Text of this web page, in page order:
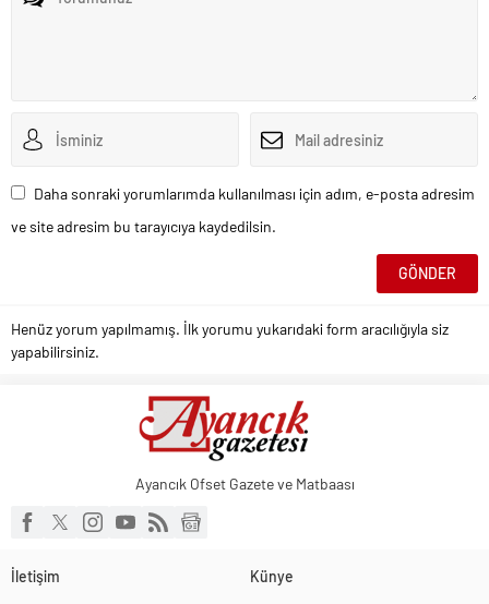
Daha sonraki yorumlarımda kullanılması için adım, e-posta adresim
ve site adresim bu tarayıcıya kaydedilsin.
Henüz yorum yapılmamış. İlk yorumu yukarıdaki form aracılığıyla siz
yapabilirsiniz.
Ayancık Ofset Gazete ve Matbaası
İletişim Künye